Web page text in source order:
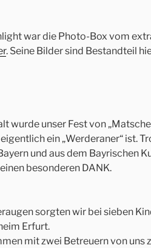
war die Photo-Box vom
. Seine Bilder sind Bestandteil
wurde unser Fest von
ein „Werderaner“ ist.
und aus dem Bayrischen
besonderen DANK.
sorgten wir bei sieben
Erfurt.
mit zwei Betreuern von uns